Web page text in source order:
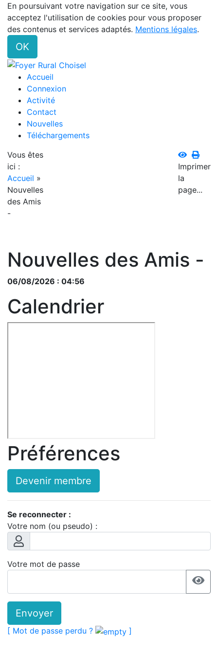
En poursuivant votre navigation sur ce site, vous
acceptez l'utilisation de cookies pour vous proposer
des contenus et services adaptés. Mentions légales.
OK
Accueil
Connexion
Activité
Contact
Nouvelles
Téléchargements
Vous êtes
ici :
Accueil »
Nouvelles
des Amis
-
Imprimer
la
page...
Nouvelles des Amis -
06/08/2026 : 04:56
Calendrier
Préférences
Devenir membre
Se reconnecter :
Votre nom (ou pseudo) :
Votre mot de passe
Envoyer
[ Mot de passe perdu ? ]